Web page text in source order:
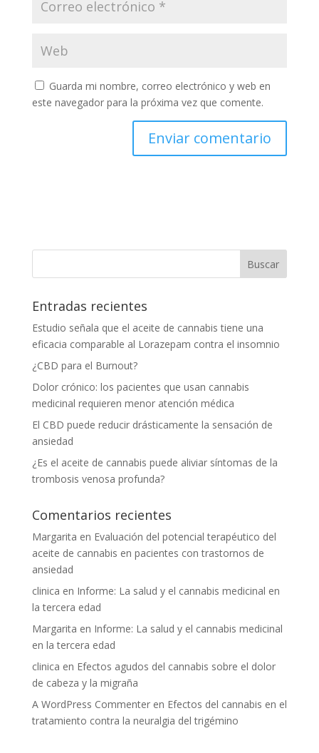
Guarda mi nombre, correo electrónico y web en
este navegador para la próxima vez que comente.
Entradas recientes
Estudio señala que el aceite de cannabis tiene una
eficacia comparable al Lorazepam contra el insomnio
¿CBD para el Burnout?
Dolor crónico: los pacientes que usan cannabis
medicinal requieren menor atención médica
El CBD puede reducir drásticamente la sensación de
ansiedad
¿Es el aceite de cannabis puede aliviar síntomas de la
trombosis venosa profunda?
Comentarios recientes
Margarita en Evaluación del potencial terapéutico del
aceite de cannabis en pacientes con trastornos de
ansiedad
clinica en Informe: La salud y el cannabis medicinal en
la tercera edad
Margarita en Informe: La salud y el cannabis medicinal
en la tercera edad
clinica en Efectos agudos del cannabis sobre el dolor
de cabeza y la migraña
A WordPress Commenteren Efectos del cannabis en el
tratamiento contra la neuralgia del trigémino